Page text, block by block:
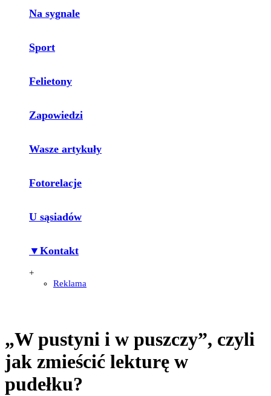
Na sygnale
Sport
Felietony
Zapowiedzi
Wasze artykuły
Fotorelacje
U sąsiadów
▼Kontakt
+
Reklama
„W pustyni i w puszczy”, czyli
jak zmieścić lekturę w
pudełku?